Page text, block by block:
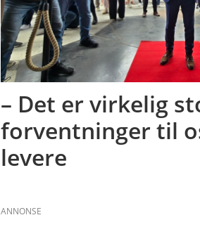
– Det er virkelig
forventninger til
levere
ANNONSE